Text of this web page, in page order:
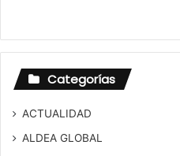
Categorías
ACTUALIDAD
ALDEA GLOBAL